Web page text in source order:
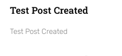
Test Post Created
Test Post Created